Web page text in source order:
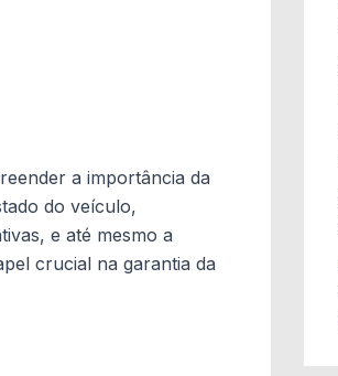
a importância da
do veículo,
e até mesmo a
crucial na garantia da